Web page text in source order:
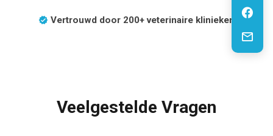
Vertrouwd door 200+ veterinaire klinieken
Veelgestelde Vragen